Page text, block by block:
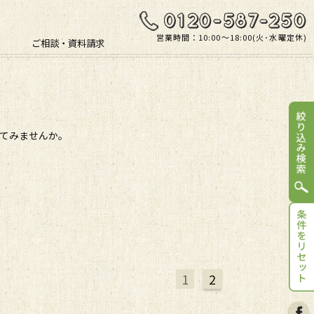
ご相談・資料請求 営業時間：10:00〜18:00(火･水曜定休)
ませんか。
1 2